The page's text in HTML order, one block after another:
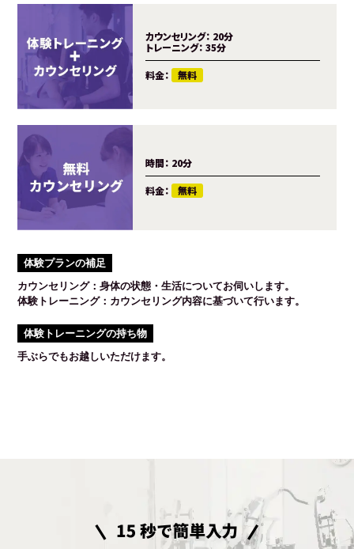
カウンセリング： 20分
トレーニング： 35分
料金： 無料
時間： 20分
料金： 無料
体験プランの補足
カウンセリング：身体の状態・生活についてお伺いします。
体験トレーニング：カウンセリング内容に基づいて行います。
体験トレーニングの持ち物
手ぶらでもお越しいただけます。